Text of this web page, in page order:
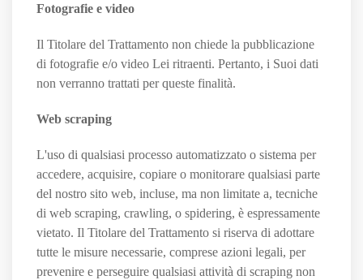
Fotografie e video
Il Titolare del Trattamento non chiede la pubblicazione
di fotografie e/o video Lei ritraenti. Pertanto, i Suoi dati
non verranno trattati per queste finalità.
Web scraping
L'uso di qualsiasi processo automatizzato o sistema per
accedere, acquisire, copiare o monitorare qualsiasi parte
del nostro sito web, incluse, ma non limitate a, tecniche
di web scraping, crawling, o spidering, è espressamente
vietato. Il Titolare del Trattamento si riserva di adottare
tutte le misure necessarie, comprese azioni legali, per
prevenire e perseguire qualsiasi attività di scraping non